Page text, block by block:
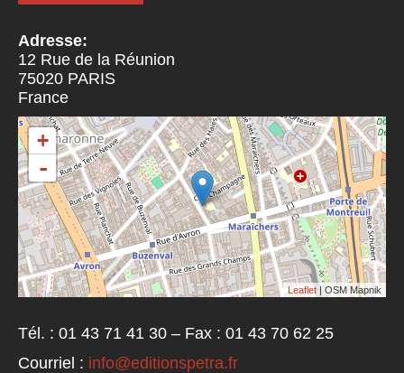
Adresse:
12 Rue de la Réunion
75020 PARIS
France
+
-
Leaflet | OSM Mapnik
Tél. : 01 43 71 41 30 – Fax : 01 43 70 62 25
Courriel : info@editionspetra.fr